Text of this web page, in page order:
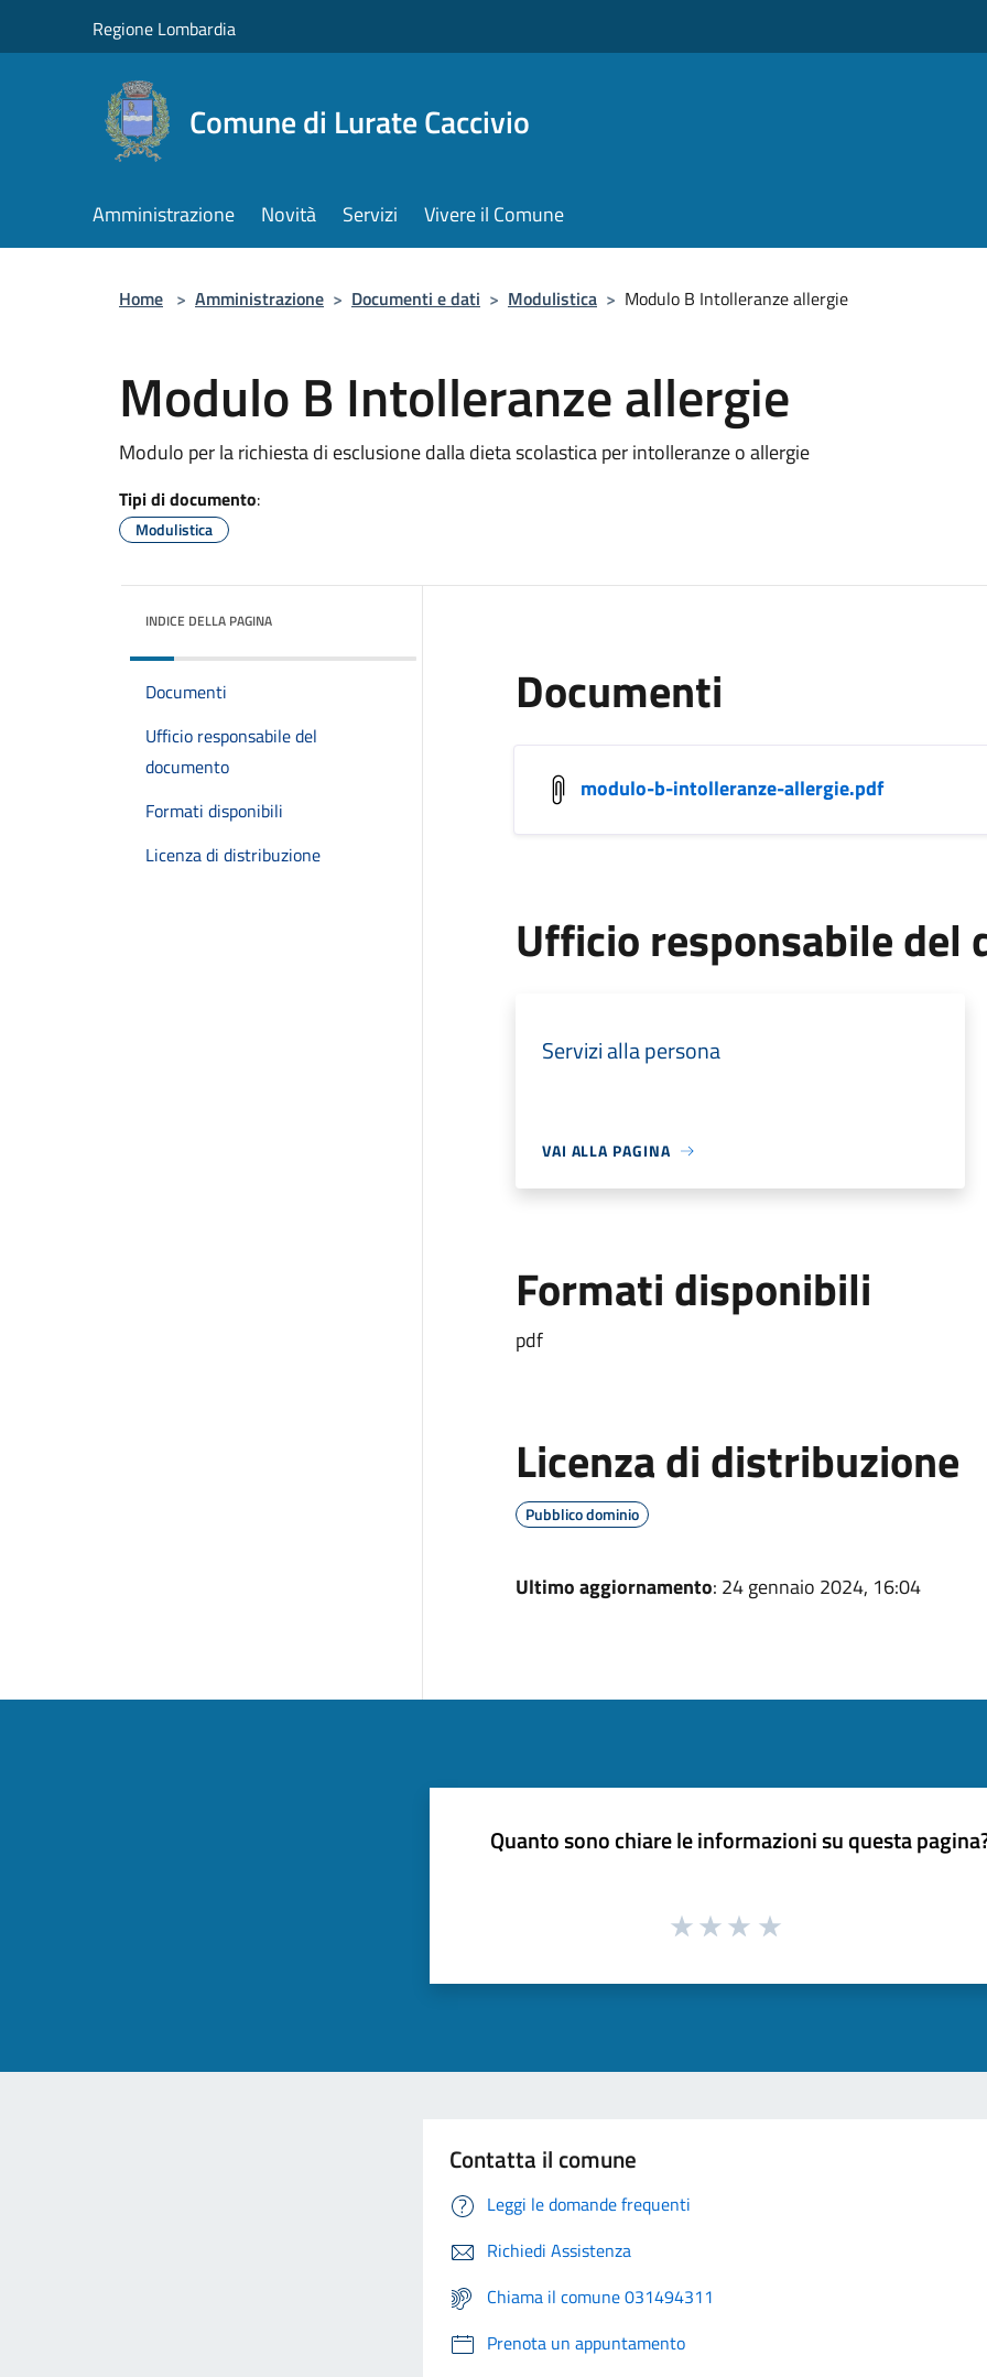
Regione Lombardia
Comune di Lurate Caccivio
Amministrazione Novità Servizi Vivere il Comune
Home > Amministrazione > Documenti e dati > Modulistica > Modulo B Intolleranze allergie
Modulo B Intolleranze allergie
Modulo per la richiesta di esclusione dalla dieta scolastica per intolleranze o allergie
Tipi di documento:
Modulistica
INDICE DELLA PAGINA
Documenti
Ufficio responsabile del
documento
Formati disponibili
Licenza di distribuzione
Documenti
modulo-b-intolleranze-allergie.pdf
Ufficio responsabile del
Servizi alla persona
VAI ALLA PAGINA
Formati disponibili
pdf
Licenza di distribuzione
Pubblico dominio
Ultimo aggiornamento: 24 gennaio 2024, 16:04
Quanto sono chiare le informazioni su questa
Contatta il comune
Leggi le domande frequenti
Richiedi Assistenza
Chiama il comune 031494311
Prenota un appuntamento